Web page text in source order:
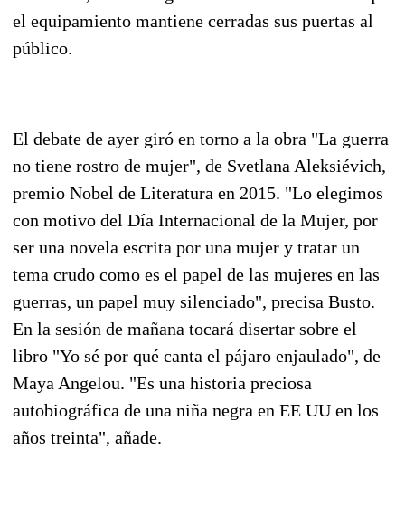
el equipamiento mantiene cerradas sus puertas al
público.
El debate de ayer giró en torno a la obra "La guerra
no tiene rostro de mujer", de Svetlana Aleksiévich,
premio Nobel de Literatura en 2015. "Lo elegimos
con motivo del Día Internacional de la Mujer, por
ser una novela escrita por una mujer y tratar un
tema crudo como es el papel de las mujeres en las
guerras, un papel muy silenciado", precisa Busto.
En la sesión de mañana tocará disertar sobre el
libro "Yo sé por qué canta el pájaro enjaulado", de
Maya Angelou. "Es una historia preciosa
autobiográfica de una niña negra en EE UU en los
años treinta", añade.